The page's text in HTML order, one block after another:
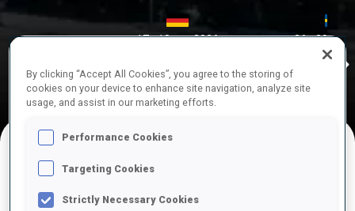
17—18 oct. 2026
26—29 nov.
IDREIdre
COMPÉTITIONS À VENIR
By clicking “Accept All Cookies”, you agree to the storing of
cookies on your device to enhance site navigation, analyze site
usage, and assist in our marketing efforts.
Performance Cookies
Targeting Cookies
Strictly Necessary Cookies